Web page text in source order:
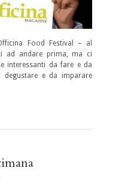
Food Festival – al
ad andare prima, ma ci
interessanti da fare e da
degustare e da imparare